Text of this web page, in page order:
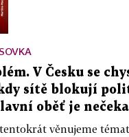
V Česku se
sítě blokují
oběť je
tentokrát věnujeme